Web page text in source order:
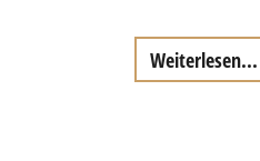
Weiterlesen...